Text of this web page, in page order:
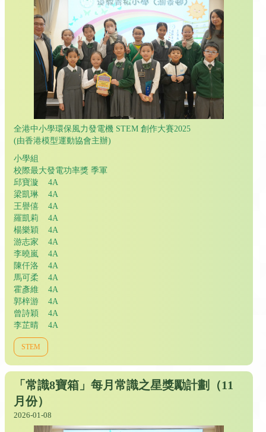
全港中小學環保風力發電機 STEM 創作大賽2025
(由香港模型運動協會主辦)
小學組
校際最大發電功率獎 季軍
邱寶漩 4A
梁凱琳 4A
王譽僖 4A
羅凱莉 4A
楊樂穎 4A
游志家 4A
李曉嵐 4A
陳仟洛 4A
馬可柔 4A
霍彥維 4A
郭梓游 4A
曾詩穎 4A
李芷晴 4A
STEM
「常識8寶箱」每月常識之星獎勵計劃（11
月份）
2026-01-08